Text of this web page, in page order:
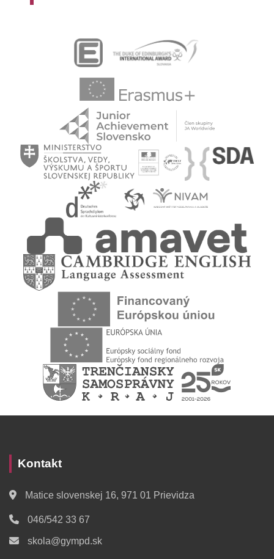
Kontakt
Matice slovenskej 16, 971 01 Prievidza
046/542 33 67
skola@gympd.sk